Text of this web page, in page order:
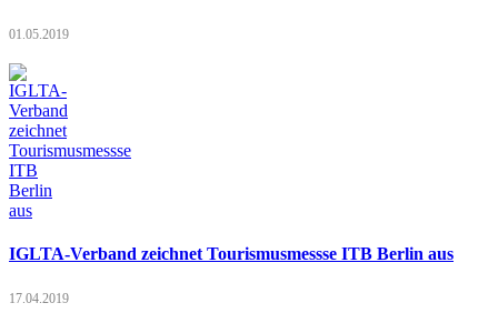
01.05.2019
IGLTA-Verband zeichnet Tourismusmessse ITB Berlin aus
17.04.2019